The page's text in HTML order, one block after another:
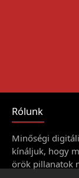
Rólunk
Minőségi
kínáljuk, hogy
örök pillanatok